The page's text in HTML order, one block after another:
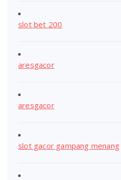
slot bet 200
aresgacor
aresgacor
slot gacor gampang menang